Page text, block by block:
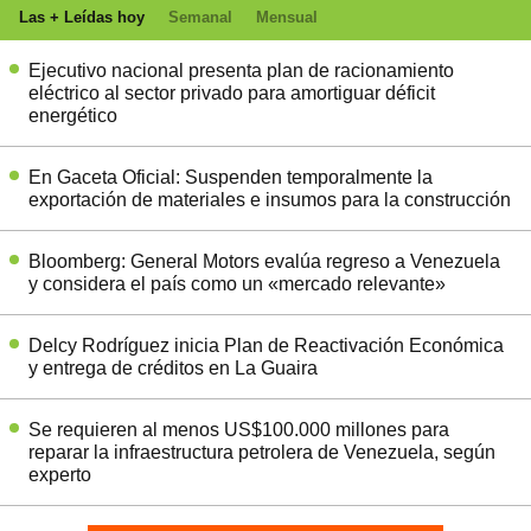
Las + Leídas hoy Semanal Mensual
Ejecutivo nacional presenta plan de racionamiento
eléctrico al sector privado para amortiguar déficit
energético
En Gaceta Oficial: Suspenden temporalmente la
exportación de materiales e insumos para la construcción
Bloomberg: General Motors evalúa regreso a Venezuela
y considera el país como un «mercado relevante»
Delcy Rodríguez inicia Plan de Reactivación Económica
y entrega de créditos en La Guaira
Se requieren al menos US$100.000 millones para
reparar la infraestructura petrolera de Venezuela, según
experto